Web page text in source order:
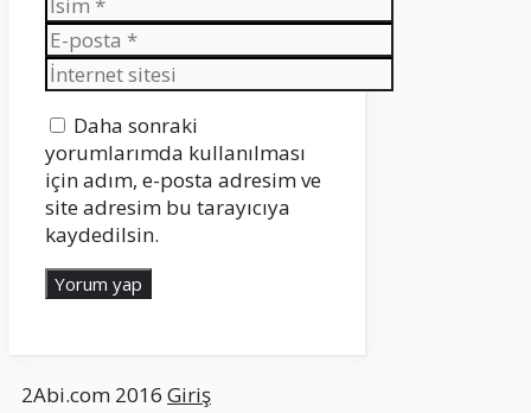
E-
posta
İnternet
sitesi
Daha sonraki
yorumlarımda kullanılması
için adım, e-posta adresim ve
site adresim bu tarayıcıya
kaydedilsin.
2Abi.com 2016 Giriş